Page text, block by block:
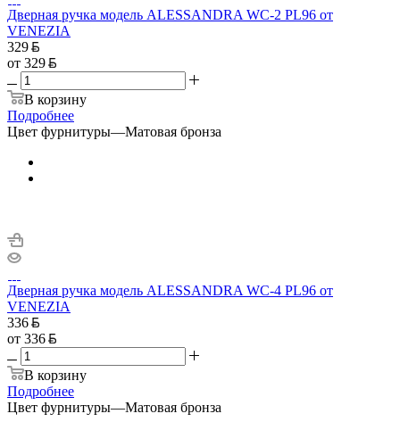
Дверная ручка модель ALESSANDRA WC-2 PL96 от
VENEZIA
329
от 329
В корзину
Подробнее
Цвет фурнитуры—Матовая бронза
Дверная ручка модель ALESSANDRA WC-4 PL96 от
VENEZIA
336
от 336
В корзину
Подробнее
Цвет фурнитуры—Матовая бронза